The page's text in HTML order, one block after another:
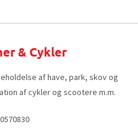
& Cykler
af have, park, skov og
af cykler og scootere m.m.